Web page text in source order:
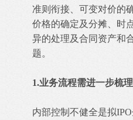
准则衔接、可变对价的
价格的确定及分摊、时
异的处理及合同资产和
题。
1.业务流程需进一步梳
内部控制不健全是拟